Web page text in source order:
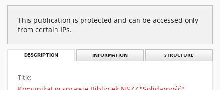
This publication is protected and can be accessed only
from certain IPs.
DESCRIPTION INFORMATION STRUCTURE
Title: